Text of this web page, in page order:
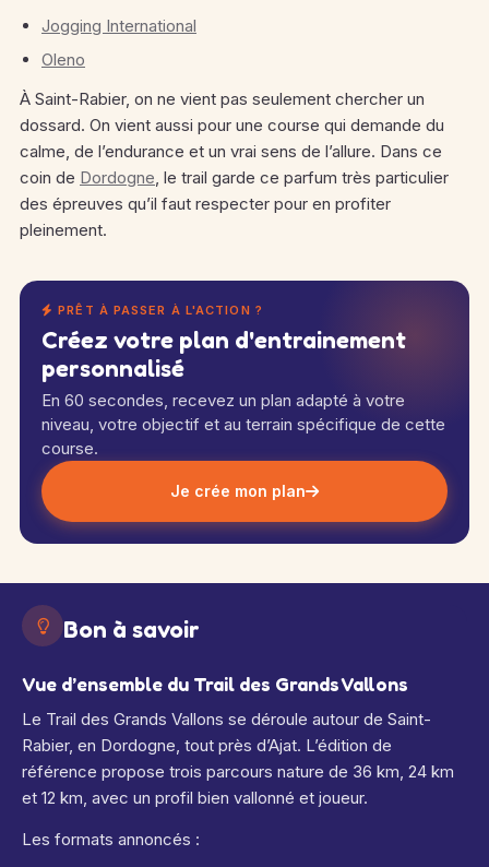
Jogging International
Oleno
À Saint-Rabier, on ne vient pas seulement chercher un
dossard. On vient aussi pour une course qui demande du
calme, de l’endurance et un vrai sens de l’allure. Dans ce
coin de Dordogne, le trail garde ce parfum très particulier
des épreuves qu’il faut respecter pour en profiter
pleinement.
PRÊT À PASSER À L'ACTION ?
Créez votre plan d'entrainement
personnalisé
En 60 secondes, recevez un plan adapté à votre
niveau, votre objectif et au terrain spécifique de cette
course.
Je crée mon plan
Bon à savoir
Vue d’ensemble du Trail des Grands Vallons
Le Trail des Grands Vallons se déroule autour de Saint-
Rabier, en Dordogne, tout près d’Ajat. L’édition de
référence propose trois parcours nature de 36 km, 24 km
et 12 km, avec un profil bien vallonné et joueur.
Les formats annoncés :